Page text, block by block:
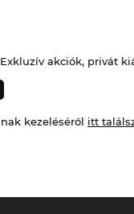
akciók, privát
kezeléséről itt